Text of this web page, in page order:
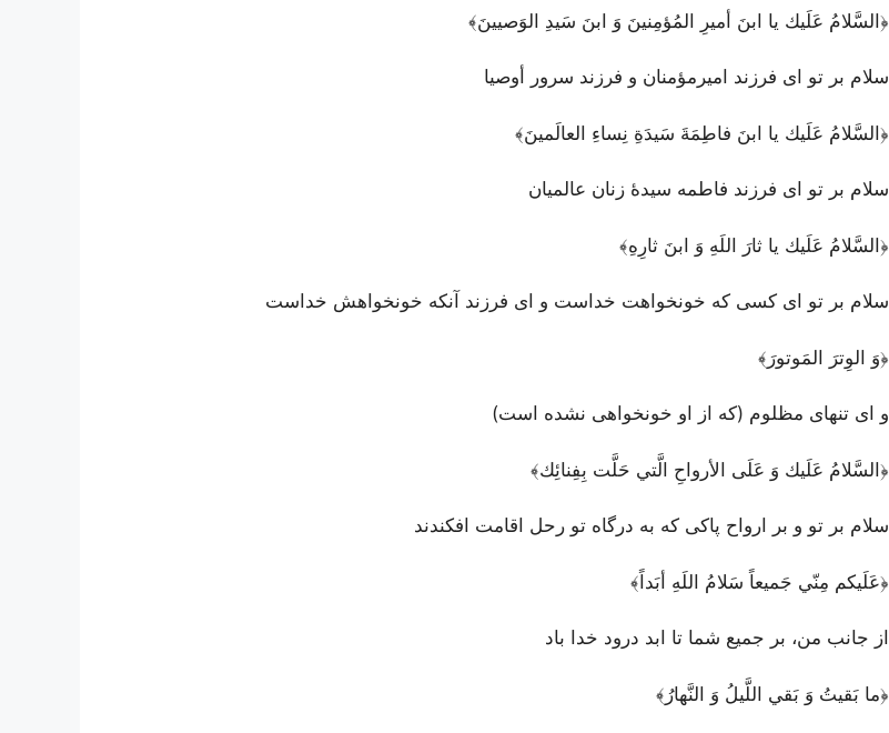
﴿السَّلامُ عَلَيك يا ابنَ أميرِ المُؤمِنينَ وَ ابنَ سَيدِ الوَصيينَ﴾
سلام بر تو ای فرزند امیرمؤمنان و فرزند سرور أوصیا
﴿السَّلامُ عَلَيك يا ابنَ فاطِمَةَ سَيدَةِ نِساءِ العالَمينَ﴾
سلام بر تو ای فرزند فاطمه سیدۀ زنان عالمیان
﴿السَّلامُ عَلَيك يا ثارَ اللَهِ وَ ابنَ ثارِهِ﴾
سلام بر تو ای کسی که خونخواهت خداست و ای فرزند آنکه خونخواهش خداست
﴿وَ الوِترَ المَوتورَ﴾
و ای تنهای مظلوم (که از او خونخواهی نشده است)
﴿السَّلامُ عَلَيك وَ عَلَى الأرواحِ الَّتي حَلَّت بِفِنائِك﴾
سلام بر تو و بر ارواح پاکی که به درگاه تو رحل اقامت افکندند
﴿عَلَيكم مِنّي جَميعاً سَلامُ اللَهِ أبَداً﴾
از جانب من، بر جمیع شما تا ابد درود خدا باد
﴿ما بَقيتُ وَ بَقي اللَّيلُ وَ النَّهارُ﴾